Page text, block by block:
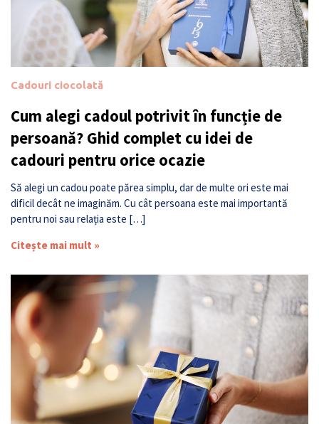
Cadouri ciocolată
Cum alegi cadoul potrivit în funcție de
persoană? Ghid complet cu idei de
cadouri pentru orice ocazie
Să alegi un cadou poate părea simplu, dar de multe ori este mai
dificil decât ne imaginăm. Cu cât persoana este mai importantă
pentru noi sau relația este […]
Citește mai mult »